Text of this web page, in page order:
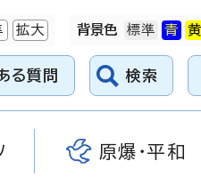
拡大 背景色
る質問 検索
原爆・平和